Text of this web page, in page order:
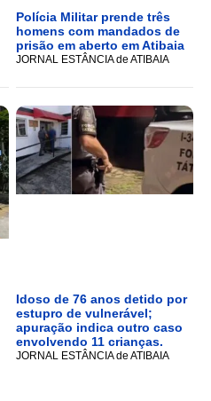
Polícia Militar prende três
homens com mandados de
prisão em aberto em Atibaia
JORNAL ESTÂNCIA de ATIBAIA
Idoso de 76 anos detido por
estupro de vulnerável;
apuração indica outro caso
envolvendo 11 crianças.
JORNAL ESTÂNCIA de ATIBAIA